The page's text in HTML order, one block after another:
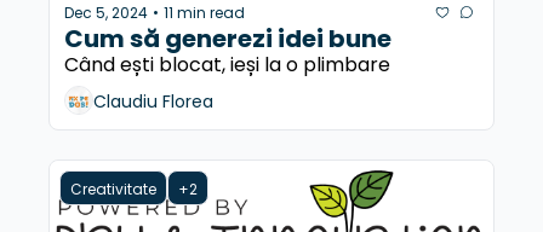
Dec 5, 2024 • 11 min read
Cum să generezi idei bune
Când ești blocat, ieși la o plimbare
Claudiu Florea
Creativitate +2